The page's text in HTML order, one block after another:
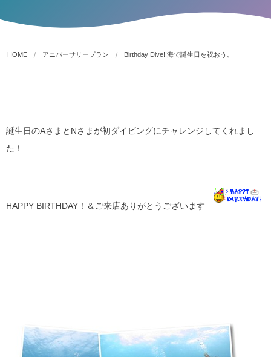
HOME アニバーサリープラン Birthday Dive!!海で誕生日を祝おう。
誕生日のAさまとNさまが初ダイビングにチャレンジしてくれまし
た！
HAPPY BIRTHDAY！＆ご来店ありがとうございます